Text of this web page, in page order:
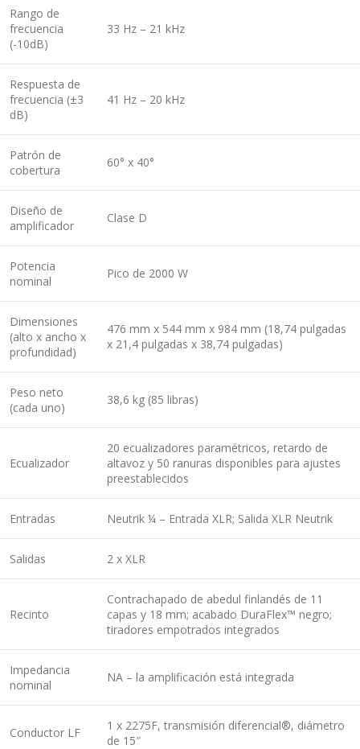
Rango de
frecuencia
(-10dB)
33 Hz – 21 kHz
Respuesta de
frecuencia (±3
dB)
41 Hz – 20 kHz
Patrón de
cobertura
60° x 40°
Diseño de
amplificador
Clase D
Potencia
nominal
Pico de 2000 W
Dimensiones
(alto x ancho x
profundidad)
476 mm x 544 mm x 984 mm (18,74 pulgadas
x 21,4 pulgadas x 38,74 pulgadas)
Peso neto
(cada uno)
38,6 kg (85 libras)
Ecualizador
20 ecualizadores paramétricos, retardo de
altavoz y 50 ranuras disponibles para ajustes
preestablecidos
Entradas Neutrik ¼ – Entrada XLR; Salida XLR Neutrik
Salidas 2 x XLR
Recinto
Contrachapado de abedul finlandés de 11
capas y 18 mm; acabado DuraFlex™ negro;
tiradores empotrados integrados
Impedancia
nominal
NA – la amplificación está integrada
Conductor LF
1 x 2275F, transmisión diferencial®, diámetro
de 15″